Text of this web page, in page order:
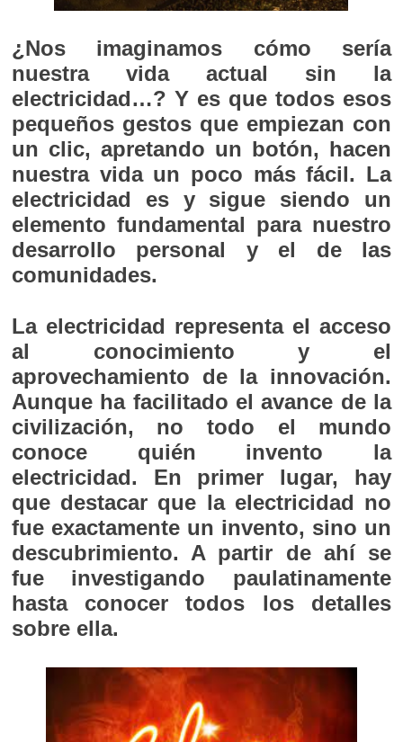
¿Nos imaginamos cómo sería
nuestra vida actual sin la
electricidad…? Y es que todos esos
pequeños gestos que empiezan con
un clic, apretando un botón, hacen
nuestra vida un poco más fácil. La
electricidad es y sigue siendo un
elemento fundamental para nuestro
desarrollo personal y el de las
comunidades.
La electricidad representa el acceso
al conocimiento y el
aprovechamiento de la innovación.
Aunque ha facilitado el avance de la
civilización, no todo el mundo
conoce quién invento la
electricidad. En primer lugar, hay
que destacar que la electricidad no
fue exactamente un invento, sino un
descubrimiento. A partir de ahí se
fue investigando paulatinamente
hasta conocer todos los detalles
sobre ella.